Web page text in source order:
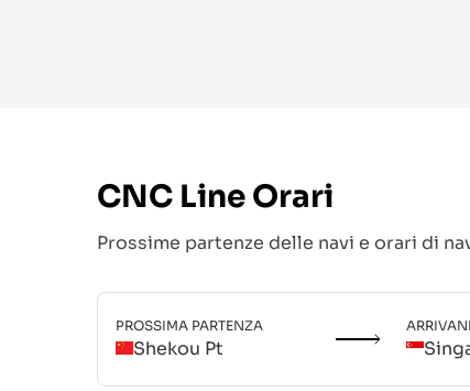
CNC Line Orari
Prossime partenze delle navi e orari di
PROSSIMA PARTENZA
Shekou Pt